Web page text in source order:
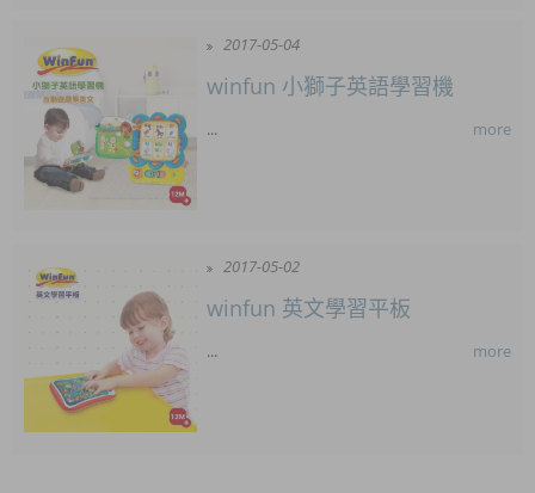
2017-05-04
winfun 小獅子英語學習機
... more
2017-05-02
winfun 英文學習平板
... more